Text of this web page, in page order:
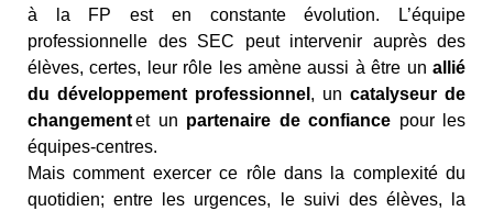
à la FP est en constante évolution. L’équipe
professionnelle des SEC peut intervenir auprès des
élèves, certes, leur rôle les amène aussi à être un allié
du développement professionnel , un catalyseur de
changementet un partenaire de confiance pour les
équipes-centres.
Mais comment exercer ce rôle dans la complexité du
quotidien; entre les urgences, le suivi des élèves, la